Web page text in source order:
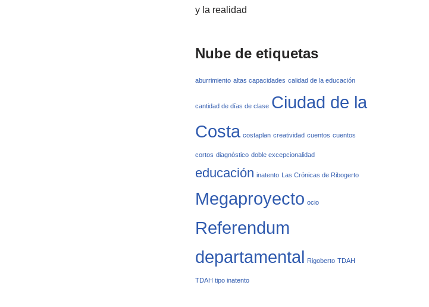
y la realidad
Nube de etiquetas
aburrimiento altas capacidades calidad de la educación
cantidad de días de clase Ciudad de la
Costa costaplan creatividad cuentos cuentos
cortos diagnóstico doble excepcionalidad
educación inatento Las Crónicas de Ribogerto
Megaproyecto ocio
Referendum
departamental Rigoberto TDAH
TDAH tipo inatento